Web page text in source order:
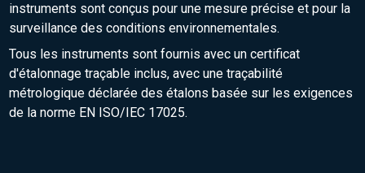
instruments sont conçus pour une mesure précise et pour la
surveillance des conditions environnementales.
Tous les instruments sont fournis avec un certificat
d'étalonnage traçable inclus, avec une traçabilité
métrologique déclarée des étalons basée sur les exigences
de la norme EN ISO/IEC 17025.